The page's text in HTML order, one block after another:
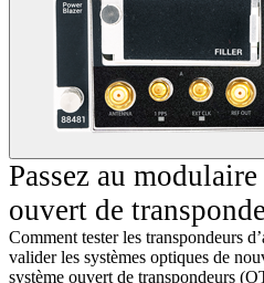
Passez au
ouvert de
Comment tester les transpondeurs
valider les systèmes optiques de
système ouvert de transpondeurs